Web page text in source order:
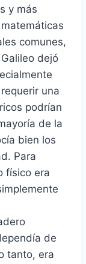
y más
comunes,
dejó
una
podrían
de la
bien los
Para
físico era
de
tanto, era